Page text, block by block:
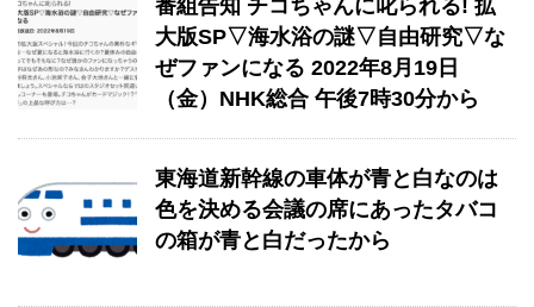
番組告知 チコちゃんに叱られる! 拡
大版SP▽海水浴の謎▽自由研究▽な
ぜファンになる 2022年8月19日
（金）NHK総合 午後7時30分から
東海道新幹線の車体が青と白なのは
色を決める会議の席にあったタバコ
の箱が青と白だったから